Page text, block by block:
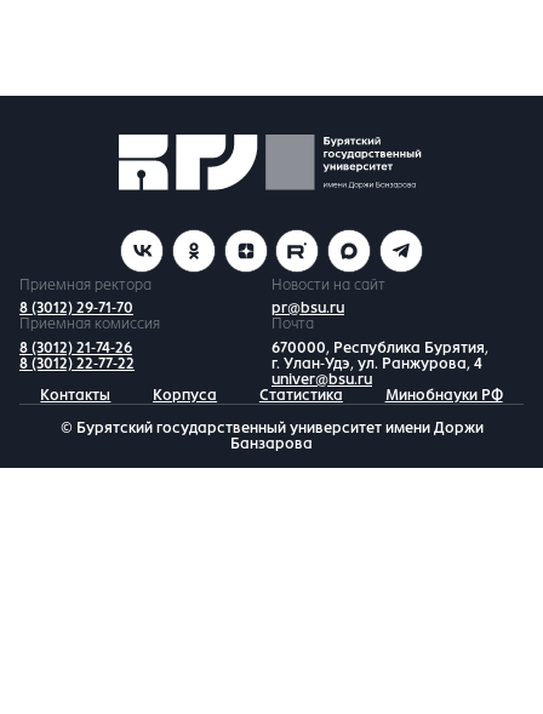
Приемная ректора
8 (3012) 29-71-70
Новости на сайт
pr@bsu.ru
Приемная комиссия
8 (3012) 21-74-26
8 (3012) 22-77-22
Почта
670000, Республика Бурятия,
г. Улан-Удэ, ул. Ранжурова, 4
univer@bsu.ru
Контакты
Корпуса Статистика Минобнауки РФ
© Бурятский государственный университет имени Доржи
Банзарова